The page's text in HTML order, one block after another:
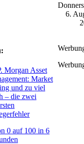
6.
Morgan Asset
Market
und zu viel
– die zwei
0 auf 100 in 6